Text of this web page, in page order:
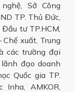
Sở Công
TP. Thủ Đức,
tư TP.HCM,
xuất, Trung
các trường đại
đạo doanh
Quốc gia TP.
AMKOR,